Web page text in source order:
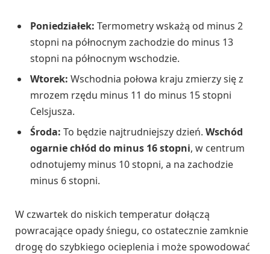
Poniedziałek: Termometry wskażą od minus 2
stopni na północnym zachodzie do minus 13
stopni na północnym wschodzie.
Wtorek: Wschodnia połowa kraju zmierzy się z
mrozem rzędu minus 11 do minus 15 stopni
Celsjusza.
Środa: To będzie najtrudniejszy dzień. Wschód
ogarnie chłód do minus 16 stopni, w centrum
odnotujemy minus 10 stopni, a na zachodzie
minus 6 stopni.
W czwartek do niskich temperatur dołączą
powracające opady śniegu, co ostatecznie zamknie
drogę do szybkiego ocieplenia i może spowodować